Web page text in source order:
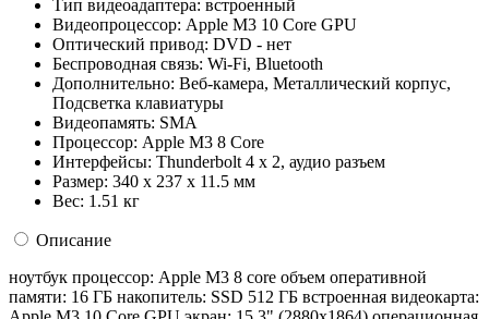
Тип видеоадаптера: встроенный
Видеопроцессор: Apple M3 10 Core GPU
Оптический привод: DVD - нет
Беспроводная связь: Wi-Fi, Bluetooth
Дополнительно: Веб-камера, Металлический корпус,
Подсветка клавиатуры
Видеопамять: SMA
Процессор: Apple M3 8 Core
Интерфейсы: Thunderbolt 4 x 2, аудио разъем
Размер: 340 х 237 х 11.5 мм
Вес: 1.51 кг
Описание
ноутбук процессор: Apple M3 8 core объем оперативной
памяти: 16 ГБ накопитель: SSD 512 ГБ встроенная видеокарта: